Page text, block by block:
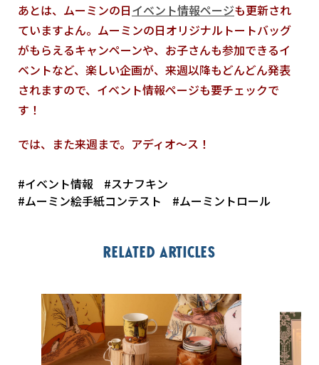
あとは、ムーミンの日イベント情報ページも更新され
ていますよん。ムーミンの日オリジナルトートバッグ
がもらえるキャンペーンや、お子さんも参加できるイ
ベントなど、楽しい企画が、来週以降もどんどん発表
されますので、イベント情報ページも要チェックで
す！
では、また来週まで。アディオ～ス！
#イベント情報
#スナフキン
#ムーミン絵手紙コンテスト
#ムーミントロール
Related articles